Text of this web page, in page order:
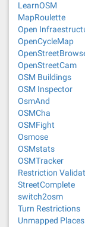
LearnOSM
MapRoulette
Open
OpenCycleMap
OpenStreetCam
OSM Buildings
OSM Inspector
OsmAnd
OSMCha
OSMFight
Osmose
OSMstats
OSMTracker
Restriction
StreetComplete
switch2osm
Turn Restrictions
Unmapped